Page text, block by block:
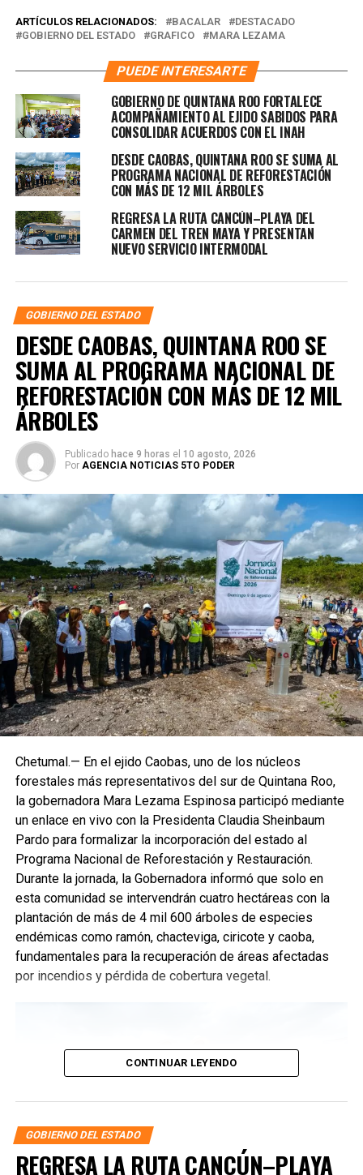
ARTÍCULOS RELACIONADOS: BACALAR
DESTACADO
GOBIERNO DEL ESTADO
GRAFICO MARA LEZAMA
PUEDE INTERESARTE
GOBIERNO DE QUINTANA ROO FORTALECE
ACOMPAÑAMIENTO AL EJIDO SABIDOS PARA
CONSOLIDAR ACUERDOS CON EL INAH
DESDE CAOBAS, QUINTANA ROO SE SUMA AL
PROGRAMA NACIONAL DE REFORESTACIÓN
CON MÁS DE 12 MIL ÁRBOLES
REGRESA LA RUTA CANCÚN–PLAYA DEL
CARMEN DEL TREN MAYA Y PRESENTAN
NUEVO SERVICIO INTERMODAL
GOBIERNO DEL ESTADO
DESDE CAOBAS, QUINTANA ROO SE
SUMA AL PROGRAMA NACIONAL DE
REFORESTACIÓN CON MÁS DE 12 MIL
ÁRBOLES
Publicado hace 9 horas el 10 agosto, 2026
Por AGENCIA NOTICIAS 5TO PODER
Chetumal.— En el ejido Caobas, uno de los núcleos
forestales más representativos del sur de Quintana Roo,
la gobernadora Mara Lezama Espinosa participó mediante
un enlace en vivo con la Presidenta Claudia Sheinbaum
Pardo para formalizar la incorporación del estado al
Programa Nacional de Reforestación y Restauración.
Durante la jornada, la Gobernadora informó que solo en
esta comunidad se intervendrán cuatro hectáreas con la
plantación de más de 4 mil 600 árboles de especies
endémicas como ramón, chacteviga, ciricote y caoba,
fundamentales para la recuperación de áreas afectadas
por incendios y pérdida de cobertura vegetal.
CONTINUAR LEYENDO
GOBIERNO DEL ESTADO
REGRESA LA RUTA CANCÚN–PLAYA